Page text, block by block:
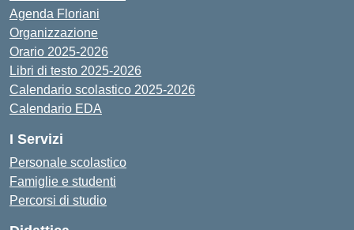
Agenda Floriani
Organizzazione
Orario 2025-2026
Libri di testo 2025-2026
Calendario scolastico 2025-2026
Calendario EDA
I Servizi
Personale scolastico
Famiglie e studenti
Percorsi di studio